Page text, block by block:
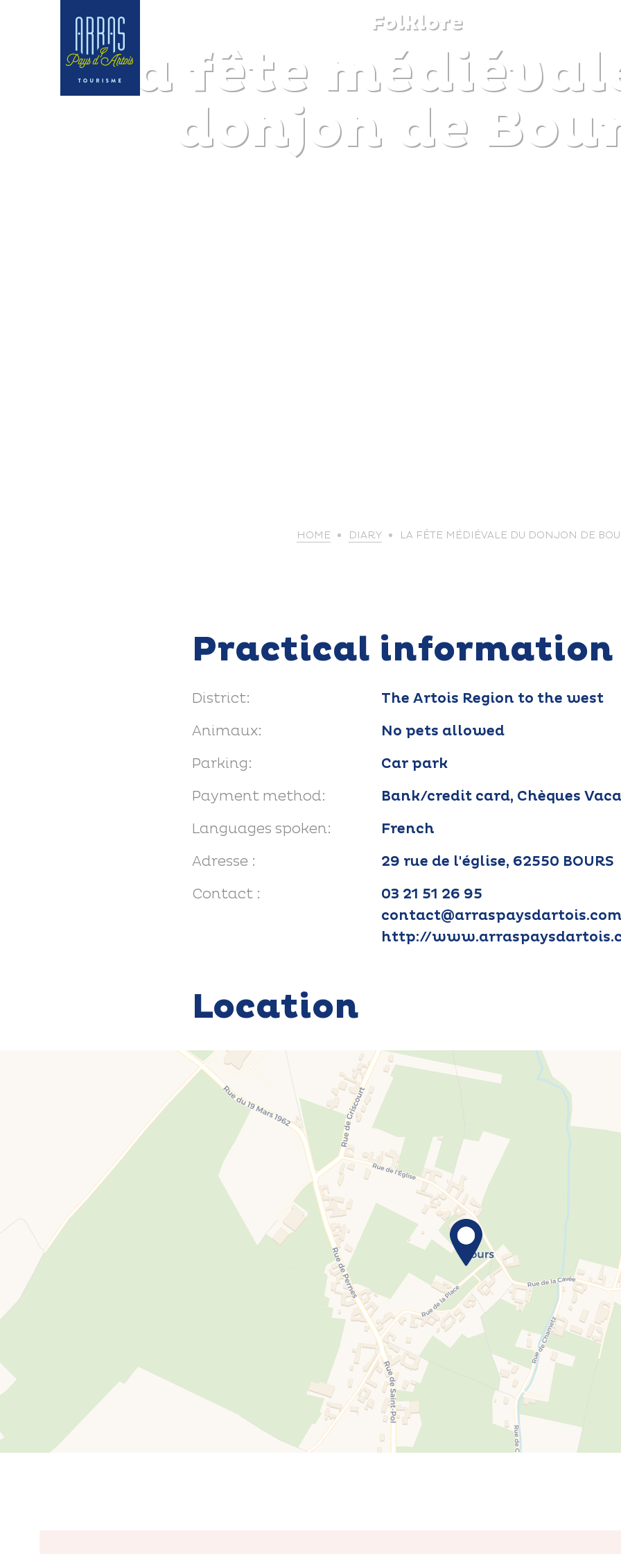
DISCOVER PLAN EXPERIENCE
Folklore
La fête
donjon de
HOME DIARY LA FÊTE MÉDIÉVALE DU DONJON DE
Practical information
District:
The Artois Region to the west
Animaux:
No pets allowed
Parking:
Car park
Payment method:
Bank/credit card, Chèques
Languages spoken:
French
Adresse :
29 rue de l'église, 62550 BOURS
Contact :
03 21 51 26 95
http://
Location